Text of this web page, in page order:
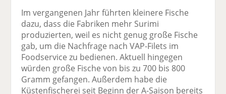
Im vergangenen Jahr führten kleinere Fische
dazu, dass die Fabriken mehr Surimi
produzierten, weil es nicht genug große Fische
gab, um die Nachfrage nach VAP-Filets im
Foodservice zu bedienen. Aktuell hingegen
würden große Fische von bis zu 700 bis 800
Gramm gefangen. Außerdem habe die
Küstenfischerei seit Beginn der A-Saison bereits